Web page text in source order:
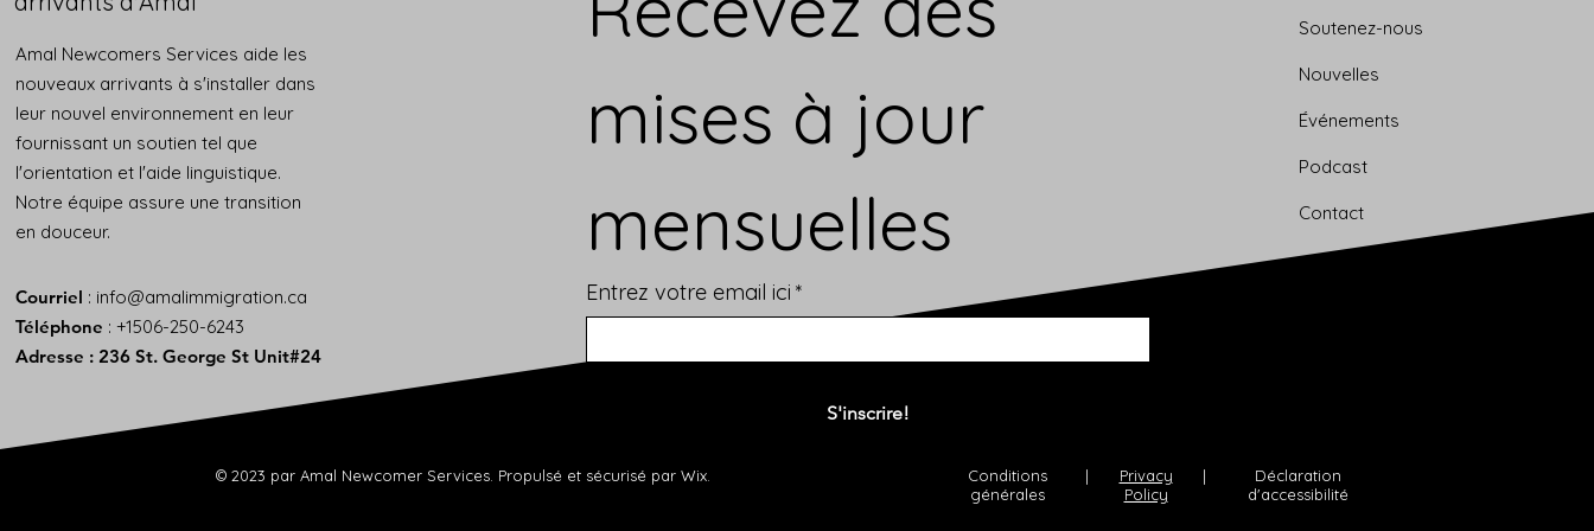
Amal Newcomers Services aide les
nouveaux arrivants à s'installer dans
leur nouvel environnement en leur
fournissant un soutien tel que
l'orientation et l'aide linguistique.
Notre équipe assure une transition
en douceur.
Courriel : info@amalimmigration.ca
Téléphone : +1506-250-6243
Adresse : 236 St. George St Unit#24
mises à jour
mensuelles
Entrez votre email ici *
S'inscrire!
Soutenez-nous
Nouvelles
Événements
Podcast
Contact
© 2023 par Amal Newcomer Services. Propulsé et sécurisé par Wix.
Conditions
générales
|
Privacy
Policy
|
Déclaration
d'accessibilité